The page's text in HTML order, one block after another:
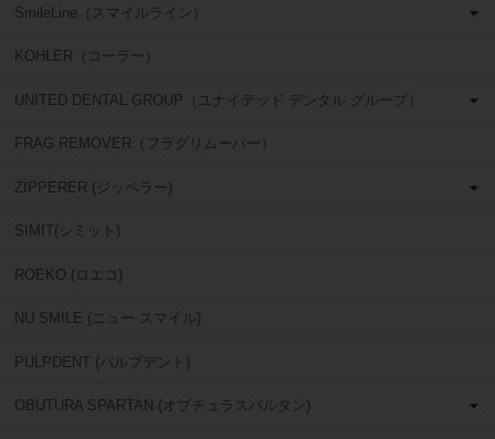
SmileLine（スマイルライン）
KOHLER（コーラー）
UNITED DENTAL GROUP（ユナイテッド デンタル グループ）
FRAG REMOVER（フラグリムーバー）
ZIPPERER (ジッペラー)
SIMIT(シミット)
ROEKO (ロエコ)
NU SMILE (ニュー スマイル)
PULPDENT (パルプデント)
OBUTURA SPARTAN (オブチュラスパルタン)